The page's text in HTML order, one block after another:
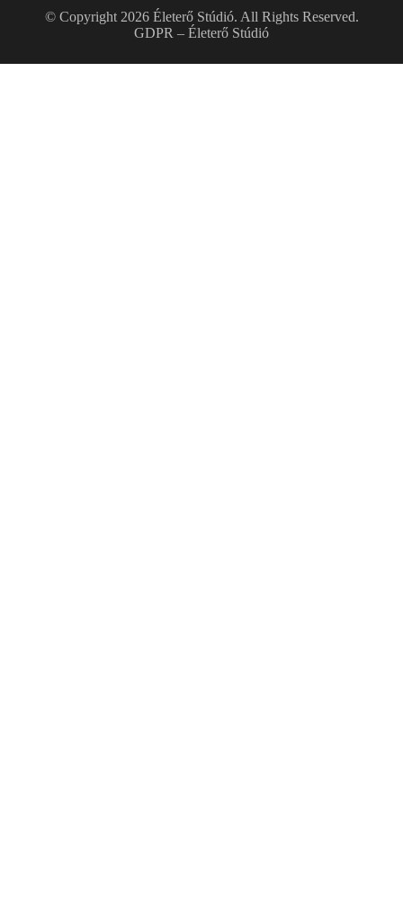
© Copyright 2026 Életerő Stúdió. All Rights Reserved.
GDPR – Életerő Stúdió